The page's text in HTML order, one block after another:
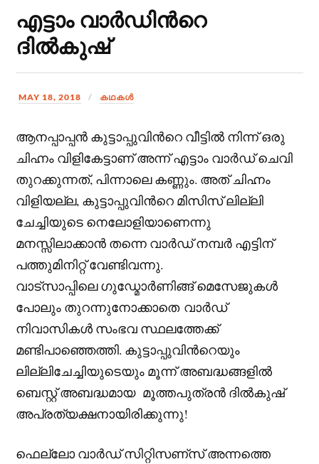
എട്ടാം വാർഡിന്‍റെ
ദിൽകുഷ്
MAY 18, 2018 കഥകള്‍
ആനപ്പാപ്പൻ കുട്ടാപ്പുവിന്‍റെ വീട്ടിൽ നിന്ന് ഒരു
ചിഹ്നം വിളികേട്ടാണ് അന്ന് എട്ടാം വാർഡ് ചെവി
തുറക്കുന്നത്, പിന്നാലെ കണ്ണും. അത് ചിഹ്നം
വിളിയല്ല, കുട്ടാപ്പുവിന്‍റെ മിസിസ് ലില്ലി
ചേച്ചിയുടെ നെലോളിയാണെന്നു
മനസ്സിലാക്കാൻ തന്നെ വാർഡ് നമ്പർ എട്ടിന്
പത്തുമിനിറ്റ് വേണ്ടിവന്നു.
വാട്‌സാപ്പിലെ ഗുഡ്മോർണിങ്ങ് മെസേജുകൾ
പോലും തുറന്നുനോക്കാതെ വാർഡ്
നിവാസികൾ സംഭവ സ്ഥലത്തേക്ക്
മണ്ടിപാഞ്ഞെത്തി. കുട്ടാപ്പുവിന്‍റെയും
ലില്ലിചേച്ചിയുടെയും മൂന്ന് അബദ്ധങ്ങളിൽ
ബെസ്റ്റ് അബദ്ധമായ മൂത്തപുത്രൻ ദിൽകുഷ്
അപ്രത്യക്ഷനായിരിക്കുന്നു!
ഫെല്ലോ വാർഡ് സിറ്റിസണ്സ് അന്നത്തെ